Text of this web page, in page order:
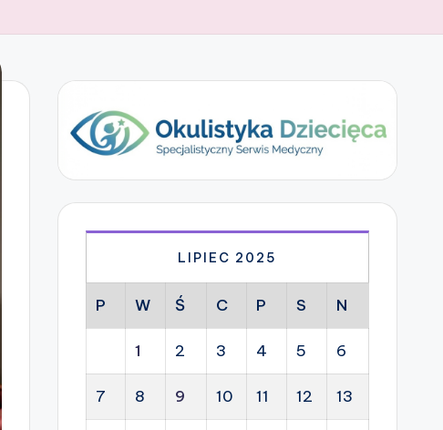
LIPIEC 2025
P W Ś C P S N
1 2 3 4 5 6
7 8 9 10 11 12 13